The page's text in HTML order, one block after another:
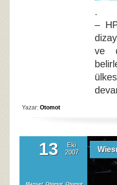
.
–
ve
Yazar: Otomot
13
Eki
2007
Manset, Otomot, Otomot